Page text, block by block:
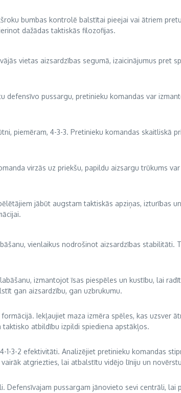
bumbas kontrolē balstītai pieejai vai ātriem
dažādas taktiskās filozofijas.
vietas aizsardzības segumā, izaicinājumus pret
defensīvo pussargu, pretinieku komandas var
piemēram, 4-3-3. Pretinieku komandas skaitliskā
virzās uz priekšu, papildu aizsargu trūkums
jābūt augstam taktiskās apziņas, izturības
vienlaikus nodrošinot aizsardzības stabilitāti.
izmantojot īsas piespēles un kustību, lai
gan aizsardzību, gan uzbrukumu.
Iekļaujiet maza izmēra spēles, kas uzsver
atbildību izpildi spiediena apstākļos.
3-2 efektivitāti. Analizējiet pretinieku komandas
atgriezties, lai atbalstītu vidējo līniju un
pussargam jānovieto sevi centrāli, lai